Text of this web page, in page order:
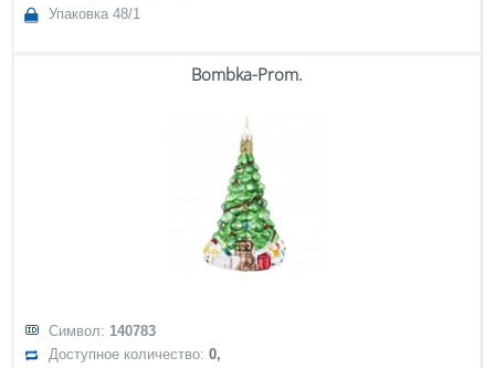
Упаковка 48/1
Bombka-Prom.
Символ: 140783
Доступное количество:0,